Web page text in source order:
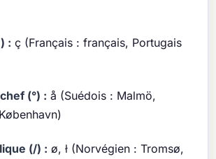
: ç (Français : français, Portugais
(°) : å (Suédois : Malmö,
(/) : ø, ł (Norvégien : Tromsø,